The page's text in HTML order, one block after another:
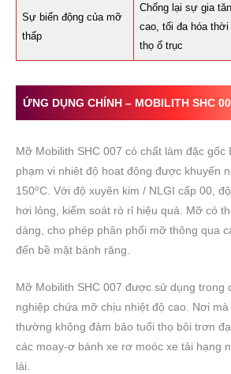
Sự biến động của mỡ
thấp
Chống lại sự gia
cao, tối đa hóa
thọ ổ trục
ỨNG DỤNG CHÍNH – MOBILITH SHC
Mỡ Mobilith SHC 007 có chất làm đặc gốc
phạm vi nhiệt độ hoạt động được khuyến
150oC. Với độ xuyên kim / NLGI cấp 00,
hơi lỏng, kiểm soát rò rỉ hiệu quả. Mỡ có
dàng, cho phép phân phối mỡ thông qua
đến bề mặt bánh răng.
Mỡ Mobilith SHC 007 được sử dụng trong
nghiệp chứa mỡ chịu nhiệt độ cao. Nơi
thường không đảm bảo tuổi thọ bôi trơn
các moay-ơ bánh xe rơ moóc xe tải hạng
lái.